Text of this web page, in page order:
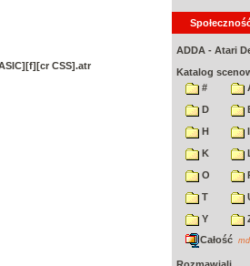
CSS].atr
ADDA - Atari
Katalog
#
D
H
I
K
O
T
Y
Całość